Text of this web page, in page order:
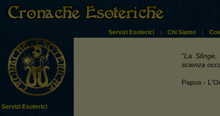
Servizi Esoterici | Chi Siamo |
Servizi Esoterici
"La Sfinge,
scienza
Papus -